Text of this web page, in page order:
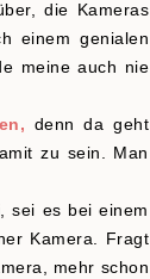
die Kameras
einem genialen
meine auch nie
denn da geht
zu sein. Man
sei es bei einem
Kamera. Fragt
mehr schon